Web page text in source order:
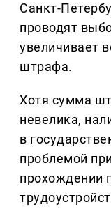
Санкт-
проводят
увеличивает
штрафа.
Хотя сумма
невелика,
в
проблемой
прохождении